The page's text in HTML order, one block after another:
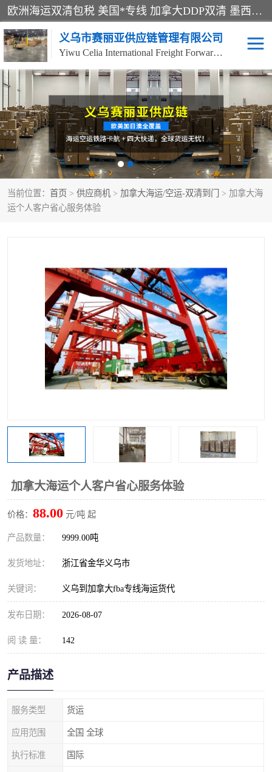
欧洲海运双清包税 美国*专线 加拿大DDP双清 墨西哥跨境空运 澳大利亚专线物流 跨境电商物流服务 国际快递到门服务 海运*渠道 一站式跨境物流解决方案 TikTok/SHEIN专线 电商平台FBA头程运输 国际铁路运输欧洲 UPS/DDHL/联邦快递跨境 美国双清到门物流 跨境*运输
义乌市赛丽亚供应链管理有限公司
Yiwu Celia International Freight Forwarding Co., Ltd
当前位置： 首页 > 供应商机 > 加拿大海运/空运-双清到门
> 加拿大海
运个人客户省心服务体验
加拿大海运个人客户省心服务体验
价格： 88.00 元/吨 起
产品数量： 9999.00吨
发货地址： 浙江省金华义乌市
关键词： 义乌到加拿大fba专线海运货代
发布日期： 2026-08-07
阅 读 量： 142
产品描述
服务类型 货运
应用范围 全国 全球
执行标准 国际
美森快船 欧洲卡航
加拿大海运/空运-双清到
门
澳大利亚海运/空运-双清
到门
墨西哥海运/空运-双清到
门